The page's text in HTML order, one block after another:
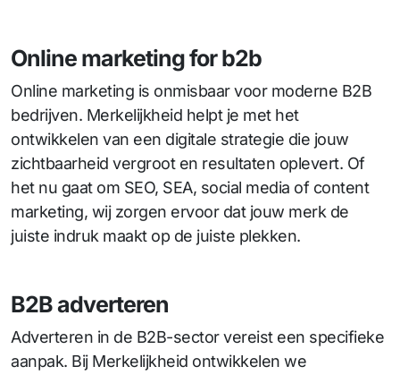
Online marketing for b2b
Online marketing is onmisbaar voor moderne B2B
bedrijven. Merkelijkheid helpt je met het
ontwikkelen van een digitale strategie die jouw
zichtbaarheid vergroot en resultaten oplevert. Of
het nu gaat om SEO, SEA, social media of content
marketing, wij zorgen ervoor dat jouw merk de
juiste indruk maakt op de juiste plekken.
B2B adverteren
Adverteren in de B2B-sector vereist een specifieke
aanpak. Bij Merkelijkheid ontwikkelen we